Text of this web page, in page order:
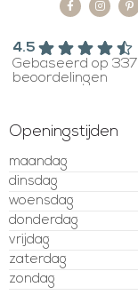
4.5
Gebaseerd op 337
beoordelingen
Openingstijden
maandag
dinsdag
woensdag
donderdag
vrijdag
zaterdag
zondag